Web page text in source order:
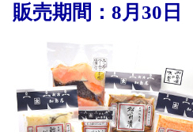
販売期間：8月30日